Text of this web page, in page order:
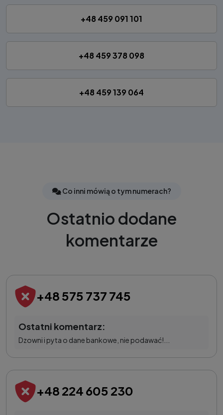
+48 459 091 101
+48 459 378 098
+48 459 139 064
Co inni mówią o tym numerach?
Ostatnio dodane
komentarze
+48 575 737 745
Ostatni komentarz:
Dzowni i pyta o dane bankowe, nie podawać!...
+48 224 605 230